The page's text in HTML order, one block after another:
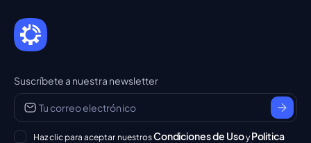
Suscríbete a nuestra newsletter
Haz clic para aceptar nuestrosCondiciones de Usoy Politica